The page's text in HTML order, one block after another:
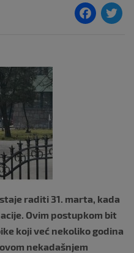
F
raditi 31. marta, kada
Ovim postupkom bit
koji već nekoliko godina
nekadašnjem